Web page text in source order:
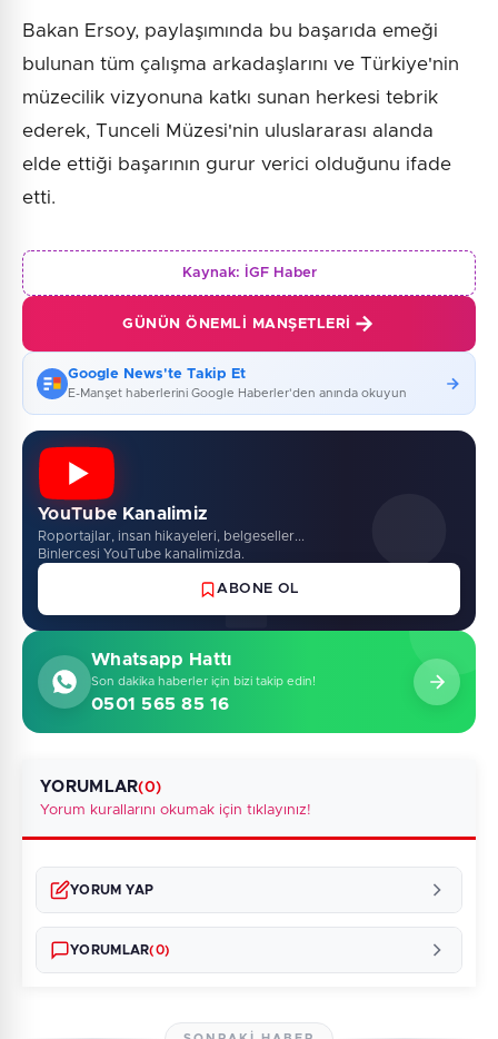
Bakan Ersoy, paylaşımında bu başarıda emeği
bulunan tüm çalışma arkadaşlarını ve Türkiye'nin
müzecilik vizyonuna katkı sunan herkesi tebrik
ederek, Tunceli Müzesi'nin uluslararası alanda
elde ettiği başarının gurur verici olduğunu ifade
etti.
Kaynak: İGF Haber
GÜNÜN ÖNEMLI MANŞETLERI
Google News'te Takip Et
E-Manşet haberlerini Google Haberler'den anında okuyun
YouTube Kanalimiz
Roportajlar, insan hikayeleri, belgeseller...
Binlercesi YouTube kanalimizda.
ABONE OL
Whatsapp Hattı
Son dakika haberler için bizi takip edin!
0501 565 85 16
YORUMLAR(0)
Yorum kurallarını okumak için tıklayınız!
YORUM YAP
YORUMLAR(0)